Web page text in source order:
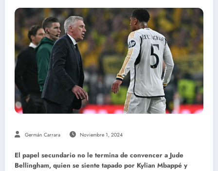
Germán Carrara Noviembre 1, 2024
El papel secundario no le termina de convencer a Jude
Bellingham, quien se siente tapado por Kylian Mbappé y